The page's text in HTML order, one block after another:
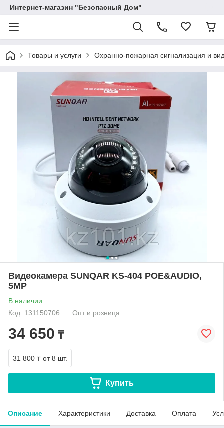
Интернет-магазин "Безопасный Дом"
Товары и услуги Охранно-пожарная сигнализация и
Видеокамера SUNQAR KS-404 POE&AUDIO,
5MP
В наличии
Код: 131150706
Опт и розница
34 650 ₸
31 800 ₸ от 8 шт.
Купить
Описание Характеристики Доставка Оплата